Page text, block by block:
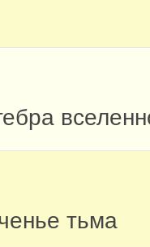
тьма